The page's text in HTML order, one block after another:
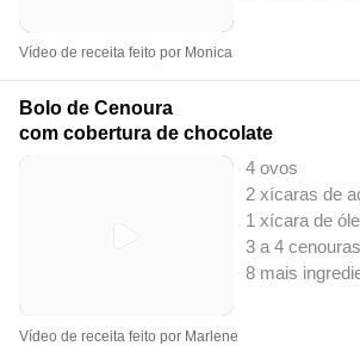
Vídeo de receita feito por Monica
Bolo de Cenoura
com cobertura de chocolate
4 ovos
2 xícaras de
1 xícara de
3 a 4 cenouras
8 mais
Vídeo de receita feito por Marlene